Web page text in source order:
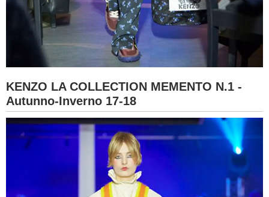
KENZO LA COLLECTION MEMENTO N.1 -
Autunno-Inverno 17-18